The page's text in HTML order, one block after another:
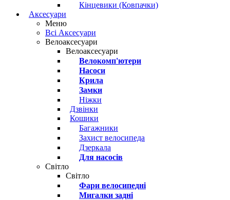
Кінцевики (Ковпачки)
Аксесуари
Меню
Всі Аксесуари
Велоаксесуари
Велоаксесуари
Велокомп'ютери
Насоси
Крила
Замки
Ніжки
Дзвінки
Кошики
Багажники
Захист велосипеда
Дзеркала
Для насосів
Світло
Світло
Фари велосипедні
Мигалки задні